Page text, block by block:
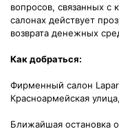
вопросов, связанных с
салонах действует
возврата денежных
Как добраться:
Фирменный салон
Красноармейская
Ближайшая остановка